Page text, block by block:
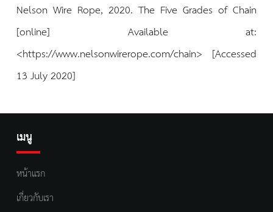
Nelson Wire Rope, 2020. The Five Grades of Chain
[online] Available at:
<https://www.nelsonwirerope.com/chain> [Accessed
13 July 2020]
เมนู
หน้าแรก
เกี่ยวกับเรา